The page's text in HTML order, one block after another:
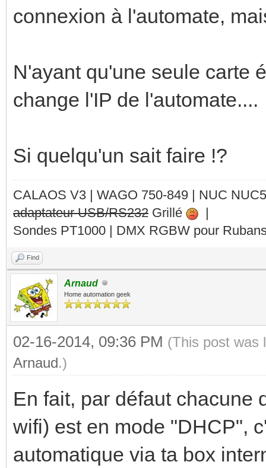
connexion à l'automate,
N'ayant qu'une seule carte
change l'IP de l'automate....
Si quelqu'un sait faire !?
CALAOS V3 | WAGO 750-849 | NUC
adaptateur USB/RS232 Grillé
|
Sondes PT1000 | DMX RGBW pour
Find
Arnaud
Home automation geek
02-16-2014, 09:36 PM (This post was
Arnaud.)
En fait, par défaut chacune
wifi) est en mode "DHCP",
automatique via ta box